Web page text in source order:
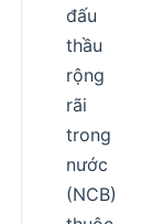
đấu
thầu
rộng
rãi
trong
nước
(NCB)